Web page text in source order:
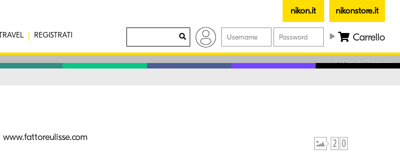
REGISTRATI
nikon.it nikonstore.it
Carrello
© Davide Pianezze